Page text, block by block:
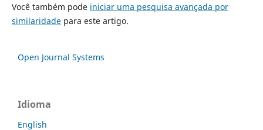
Você também pode iniciar uma pesquisa avançada por
similaridadepara este artigo.
Open Journal Systems
Idioma
English